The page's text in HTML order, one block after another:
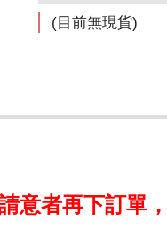
(目前無現貨)
意者再下訂單